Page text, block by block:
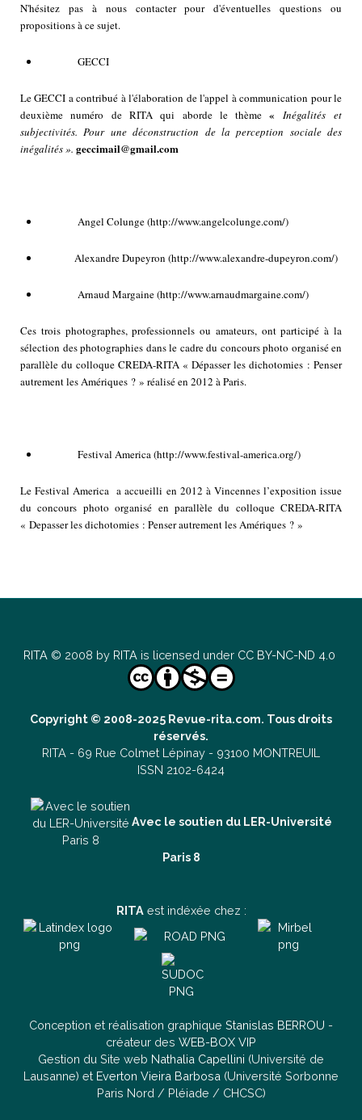
N'hésitez pas à nous contacter pour d'éventuelles questions ou
propositions à ce sujet.
GECCI
Le GECCI a contribué à l'élaboration de l'appel à communication pour le
deuxième numéro de RITA qui aborde le thème« Inégalités et
subjectivités. Pour une déconstruction de la perception sociale des
inégalités ». geccimail@gmail.com
Angel Colunge(http://www.angelcolunge.com/)
Alexandre Dupeyron (http://www.alexandre-dupeyron.com/)
Arnaud Margaine (http://www.arnaudmargaine.com/)
Ces trois photographes, professionnels ou amateurs, ont participé à la
sélection des photographies dans le cadre du concours photo organisé en
parallèle du colloque CREDA-RITA « Dépasser les dichotomies : Penser
autrement les Amériques ? » réalisé en 2012 à Paris.
Festival America(http://www.festival-america.org/)
Le Festival America a accueilli en 2012 à Vincennes l’exposition issue
du concours photo organisé en parallèle du colloque CREDA-RITA
« Depasser les dichotomies : Penser autrement les Amériques ? »
RITA © 2008 by RITA is licensed under CC BY-NC-ND 4.0
Copyright © 2008-2025 Revue-rita.com. Tous droits
réservés.
RITA - 69 Rue Colmet Lépinay - 93100 MONTREUIL
ISSN 2102-6424
Avec le soutien du LER-Université
Paris 8
RITAest indéxée chez :
Conception et réalisation graphique Stanislas BERROU -
créateur des WEB-BOX VIP
Gestion du Site web Nathalia Capellini (Université de
Lausanne) et Everton Vieira Barbosa (Université Sorbonne
Paris Nord / Pléiade / CHCSC)